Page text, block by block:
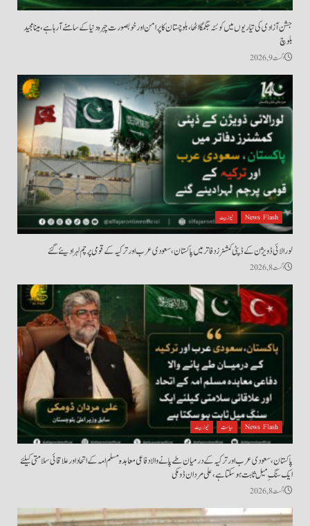
جشن آزادی کی تیاریوں میں کوئٹہ جگمگا اٹھا، بلوچستان کا پرامن اور خوبصورت چہرہ دنیا کے سامنے آ رہا ہے، مینا مجید
بلوچ
اگست 9, 2026
News Flash نیوز بیٹ
لورالائی ڈویژن کے ڈپٹی کمشنرز دفاتر میں پاکستان، سعودی عرب اور ترکیہ کے قومی پرچم لہرا دیئے گئے
اگست 8, 2026
News Flash سیاست نیوز بیٹ
پاکستان، سعودی عرب اور ترکیہ کے درمیان طے پانے والا دفاعی معاہدہ مسلم امہ کے اتحاد اور علاقائی سلامتی کیلئے
ایک سنگِ میل ثابت ہو سکتا ہے، علی مردان ڈومکی
اگست 8, 2026